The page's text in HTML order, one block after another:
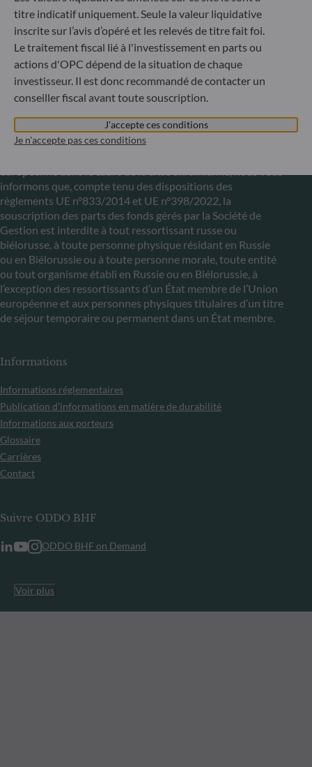
+352 45 76 76 245
Enregistré au registre du commerce et des sociétés de
Luxembourg sous le numéro B 29891 Agréé et supervisé
par la commission de Surveillance du Secteur Financier
(CSSF)
Communiqué sur les sanctions européennes contre la
Russie
informons que, compte tenu des dispositions des
règlements UE n°833/2014 et UE n°398/2022, la
souscription des parts des fonds gérés par la Société de
Gestion est interdite à tout ressortissant russe ou
biélorusse, à toute personne physique résidant en Russie
ou en Biélorussie ou à toute personne morale, toute entité
ou tout organisme établi en Russie ou en Biélorussie, à
l’exception des ressortissants d’un État membre de l’Union
européenne et aux personnes physiques titulaires d’un titre
de séjour temporaire ou permanent dans un État membre.
Informations
Informations réglementaires
Publication d’informations en matière de durabilité
Informations aux porteurs
Glossaire
Carrières
Contact
Suivre ODDO BHF
ODDO BHF on Demand
Voir plus
titre indicatif uniquement. Seule la valeur liquidative
inscrite sur l’avis d’opéré et les relevés de titre fait foi.
Le traitement fiscal lié à l'investissement en parts ou
actions d'OPC dépend de la situation de chaque
investisseur. Il est donc recommandé de contacter un
conseiller fiscal avant toute souscription.
J'accepte ces conditions
Je n'accepte pas ces conditions